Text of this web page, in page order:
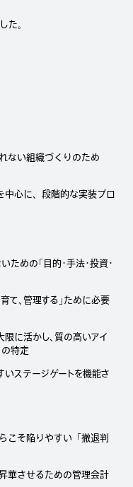
た。
ない組織づくりのため
中心に、段階的な実装プロ
ための「目的・手法・投資・
て、管理する」ために必要
限に活かし、質の高いアイ
の特定
いステージゲートを機能さ
こそ陥りやすい「撤退判
華させるための管理会計